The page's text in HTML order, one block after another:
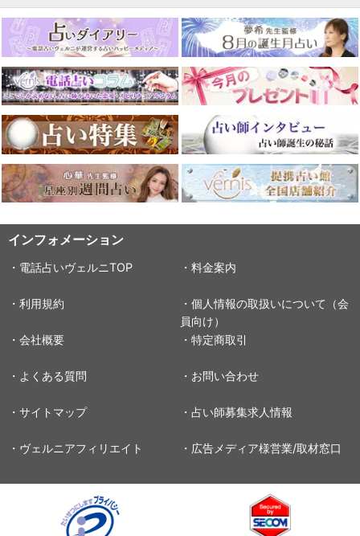
インフォメーション
・電話占いヴェルニTOP ・料金案内
・利用規約
・個人情報の取扱いについて（会
員向け）
・会社概要
・特定商取引
・よくある質問 ・お問い合わせ
・サイトマップ ・占い師募集求人情報
・ヴェルニアフィリエイト ・広告メディア様営業/取材窓口